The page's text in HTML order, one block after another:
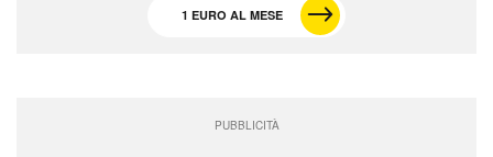
1 EURO AL MESE
PUBBLICITÀ